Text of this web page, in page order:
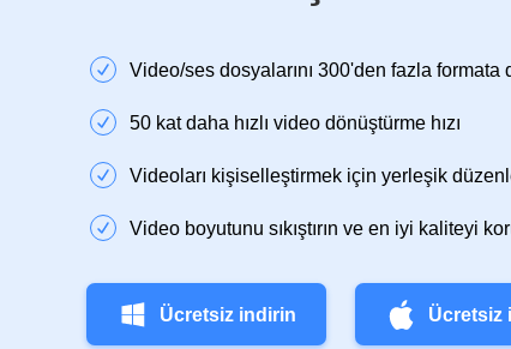
Video/ses dosyalarını 300'den fazla formata
50 kat daha hızlı video dönüştürme hızı
Videoları kişiselleştirmek için yerleşik
Video boyutunu sıkıştırın ve en iyi kaliteyi
Ücretsiz indirin Ücretsiz